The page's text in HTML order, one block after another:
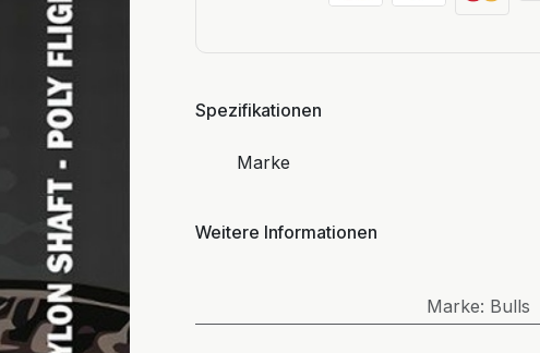
Spezifikationen
Marke
Weitere Informationen
Marke: Bulls